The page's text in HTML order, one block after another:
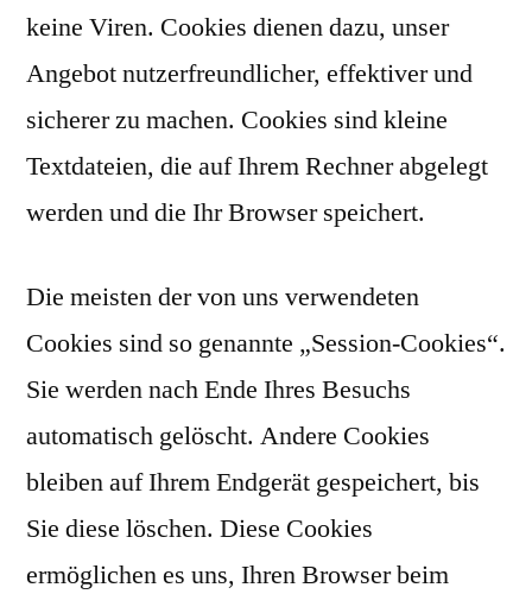
keine Viren. Cookies dienen dazu, unser
Angebot nutzerfreundlicher, effektiver und
sicherer zu machen. Cookies sind kleine
Textdateien, die auf Ihrem Rechner abgelegt
werden und die Ihr Browser speichert.
Die meisten der von uns verwendeten
Cookies sind so genannte „Session-Cookies“.
Sie werden nach Ende Ihres Besuchs
automatisch gelöscht. Andere Cookies
bleiben auf Ihrem Endgerät gespeichert, bis
Sie diese löschen. Diese Cookies
ermöglichen es uns, Ihren Browser beim